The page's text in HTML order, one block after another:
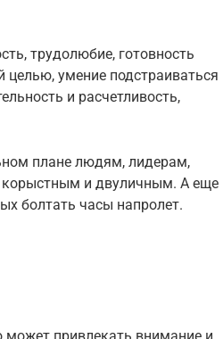
трудолюбие, готовность
целью, умение подстраиваться
и расчетливость,
плане людям, лидерам,
и двуличным. А еще
болтать часы напролет.